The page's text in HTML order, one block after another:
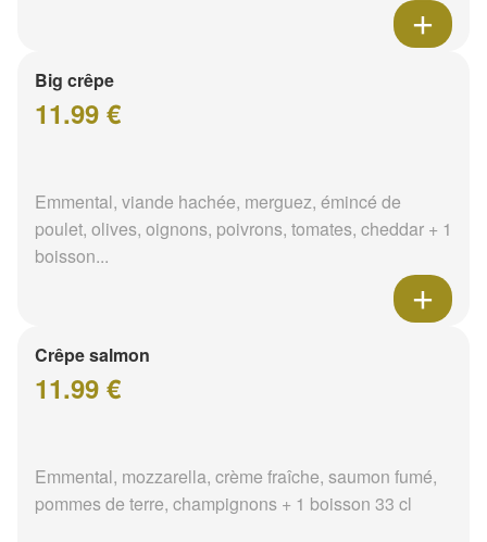
Big crêpe
11.99 €
Emmental, viande hachée, merguez, émincé de
poulet, olives, oignons, poivrons, tomates, cheddar + 1
boisson...
Crêpe salmon
11.99 €
Emmental, mozzarella, crème fraîche, saumon fumé,
pommes de terre, champignons + 1 boisson 33 cl